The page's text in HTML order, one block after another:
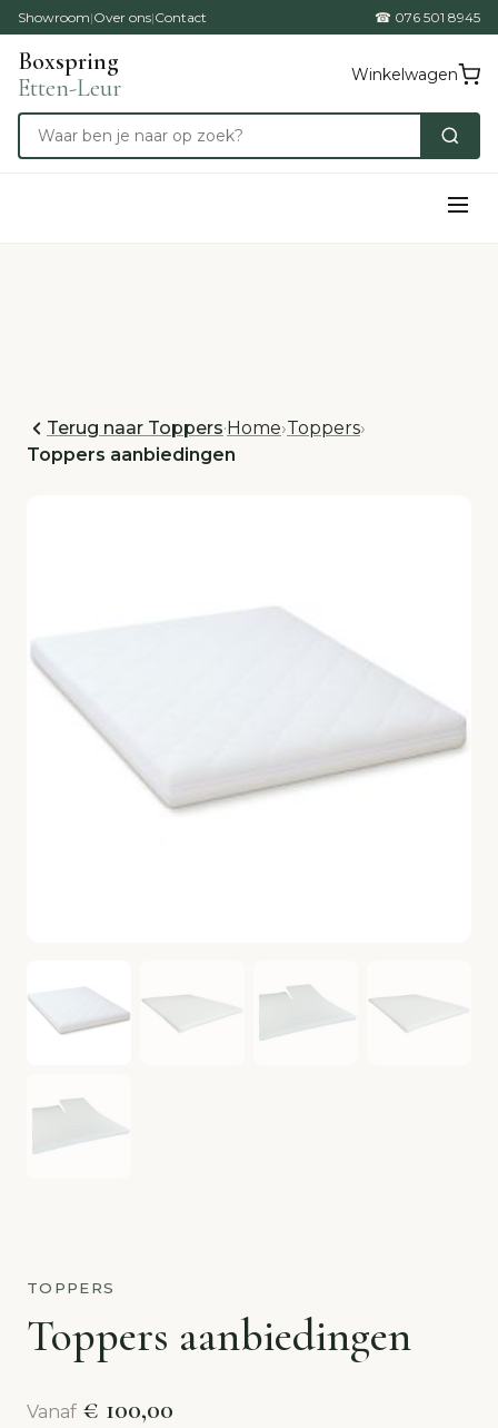
Showroom|Over ons|Contact ☎ 076 501 8945
Boxspring
Etten-Leur
Winkelwagen
Terug naar Toppers·Home›Toppers›
Toppers aanbiedingen
TOPPERS
Toppers aanbiedingen
Vanaf € 100,00